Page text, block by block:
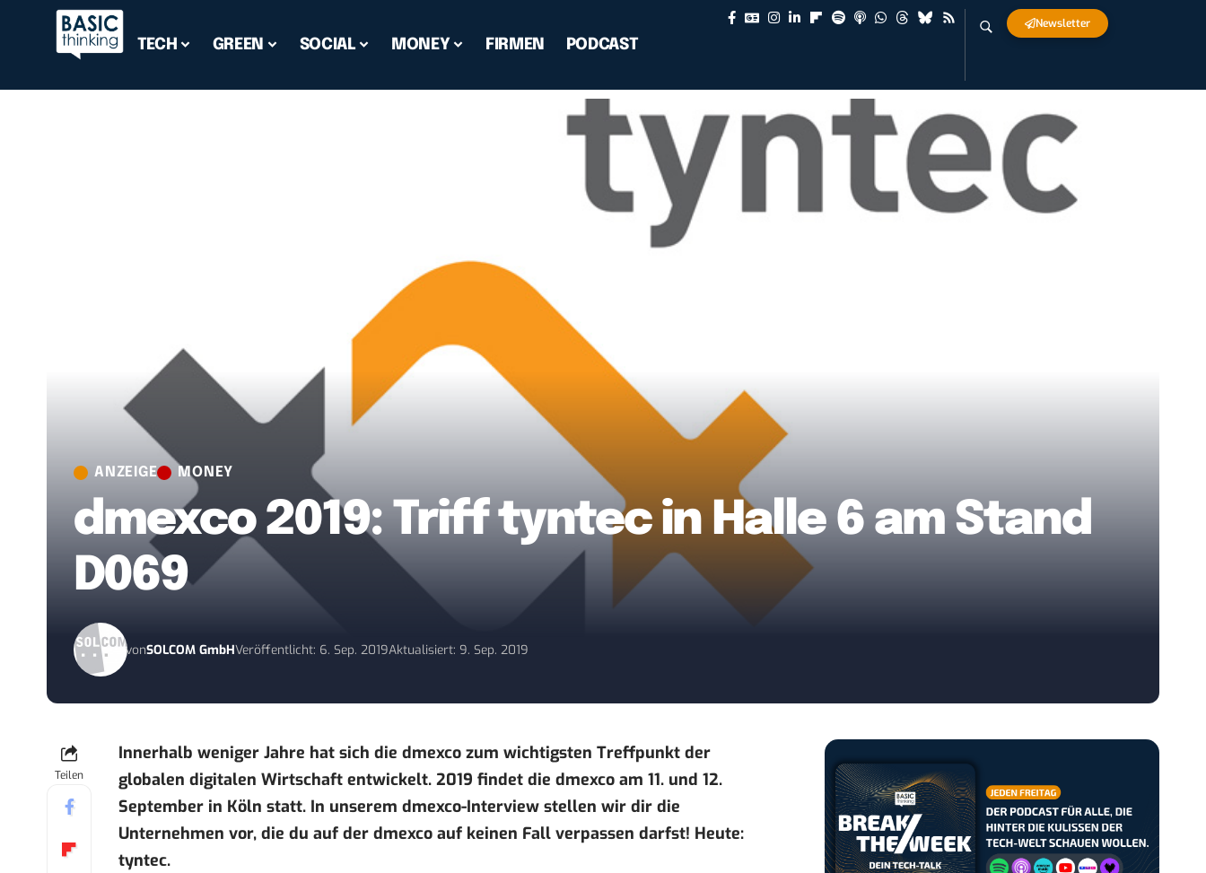
TECH GREEN SOCIAL MONEY FIRMEN PODCAST
Newsletter
ANZEIGE MONEY
dmexco 2019: Triff tyntec in Halle 6 am Stand
D069
vonSOLCOM GmbHVeröffentlicht: 6. Sep. 2019Aktualisiert: 9. Sep. 2019
Teilen
Innerhalb weniger Jahre hat sich die dmexco zum wichtigsten Treffpunkt der
globalen digitalen Wirtschaft entwickelt. 2019 findet die dmexco am 11. und 12.
September in Köln statt. In unserem dmexco-Interview stellen wir dir die
Unternehmen vor, die du auf der dmexco auf keinen Fall verpassen darfst! Heute:
tyntec.